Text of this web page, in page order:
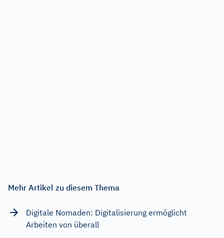
Mehr Artikel zu diesem Thema
Digitale Nomaden: Digitalisierung ermöglicht
Arbeiten von überall